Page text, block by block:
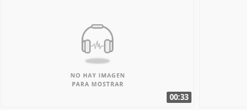
00:33